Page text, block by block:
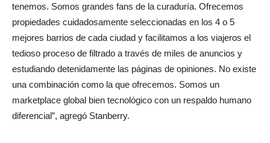
tenemos. Somos grandes fans de la curaduría. Ofrecemos
propiedades cuidadosamente seleccionadas en los 4 o 5
mejores barrios de cada ciudad y facilitamos a los viajeros el
tedioso proceso de filtrado a través de miles de anuncios y
estudiando detenidamente las páginas de opiniones. No existe
una combinación como la que ofrecemos. Somos un
marketplace global bien tecnológico con un respaldo humano
diferencial”, agregó Stanberry.